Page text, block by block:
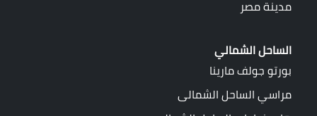
مدينة مصر
الساحل الشمالي
بورتو جولف مارينا
مراسي الساحل الشمالى